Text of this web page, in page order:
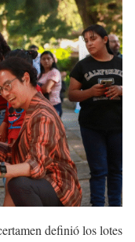
definió los lotes